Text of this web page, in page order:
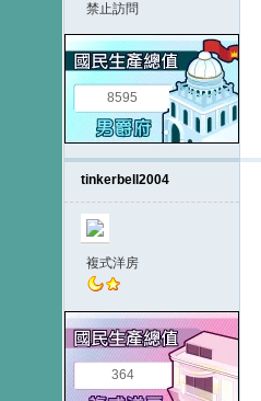
禁止訪問
8595
tinkerbell2004
複式洋房
364